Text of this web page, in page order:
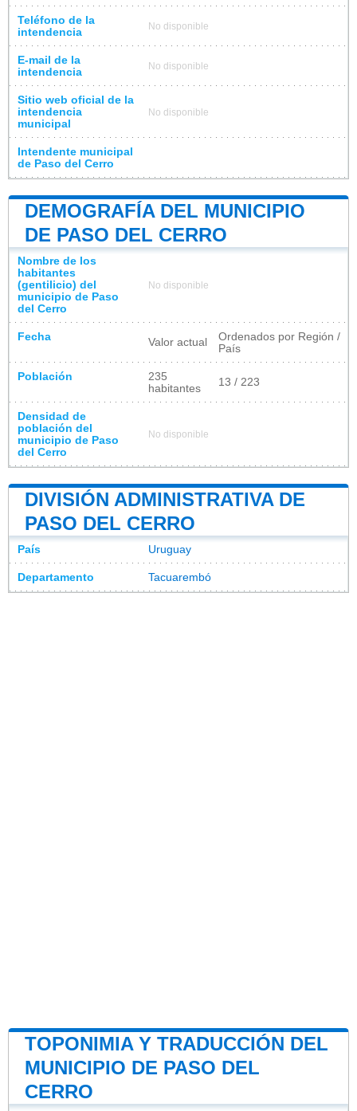
Teléfono de la
intendencia
No disponible
E-mail de la
intendencia
No disponible
Sitio web oficial de la
intendencia
municipal
No disponible
Intendente municipal
de Paso del Cerro
DEMOGRAFÍA DEL MUNICIPIO
DE PASO DEL CERRO
Nombre de los
habitantes
(gentilicio) del
municipio de Paso
del Cerro
No disponible
Fecha Valor actual
Ordenados por Región /
País
Población
235
habitantes
13 / 223
Densidad de
población del
municipio de Paso
del Cerro
No disponible
DIVISIÓN ADMINISTRATIVA DE
PASO DEL CERRO
País Uruguay
Departamento Tacuarembó
TOPONIMIA Y TRADUCCIÓN DEL
MUNICIPIO DE PASO DEL
CERRO